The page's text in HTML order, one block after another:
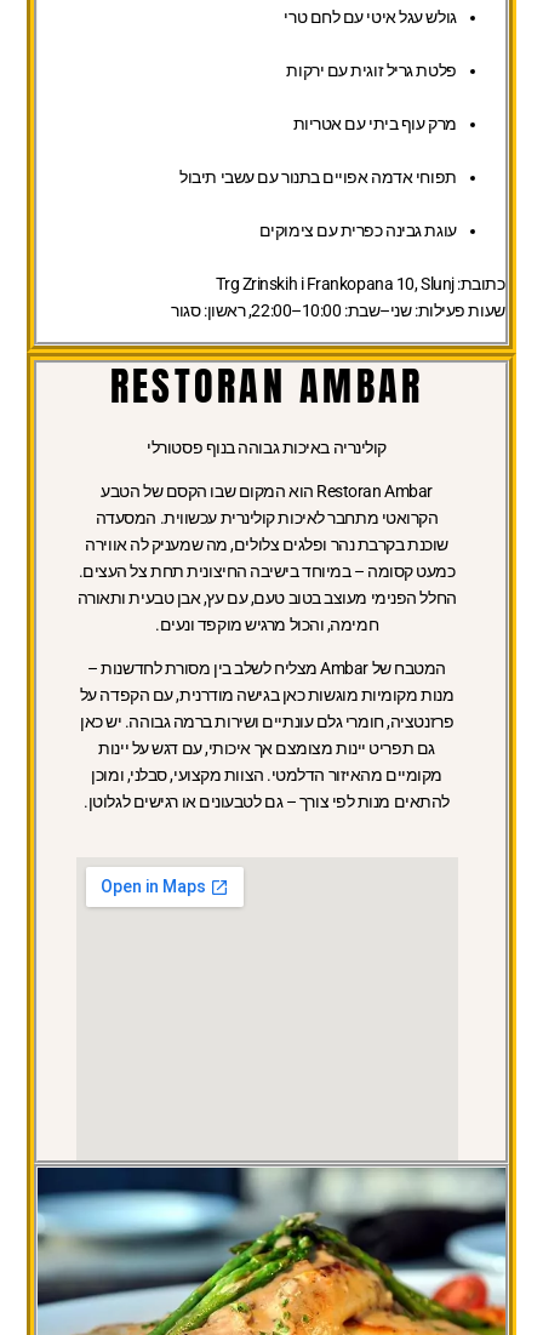
גולש עגל איטי עם לחם טרי
פלטת גריל זוגית עם ירקות
מרק עוף ביתי עם אטריות
תפוחי אדמה אפויים בתנור עם עשבי תיבול
עוגת גבינה כפרית עם צימוקים
כתובת:Trg Zrinskih i Frankopana 10, Slunj
שעות פעילות:שני–שבת: 10:00–22:00, ראשון: סגור
RESTORAN AMBAR
קולינריה באיכות גבוהה בנוף פסטורלי
Restoran Ambar הוא המקום שבו הקסם של הטבע
הקרואטי מתחבר לאיכות קולינרית עכשווית. המסעדה
שוכנת בקרבת נהר ופלגים צלולים, מה שמעניק לה אווירה
כמעט קסומה – במיוחד בישיבה החיצונית תחת צל העצים.
החלל הפנימי מעוצב בטוב טעם, עם עץ, אבן טבעית ותאורה
חמימה, והכול מרגיש מוקפד ונעים.
המטבח של Ambar מצליח לשלב בין מסורת לחדשנות –
מנות מקומיות מוגשות כאן בגישה מודרנית, עם הקפדה על
פרזנטציה, חומרי גלם עונתיים ושירות ברמה גבוהה. יש כאן
גם תפריט יינות מצומצם אך איכותי, עם דגש על יינות
מקומיים מהאיזור הדלמטי. הצוות מקצועי, סבלני, ומוכן
להתאים מנות לפי צורך – גם לטבעונים או רגישים לגלוטן.